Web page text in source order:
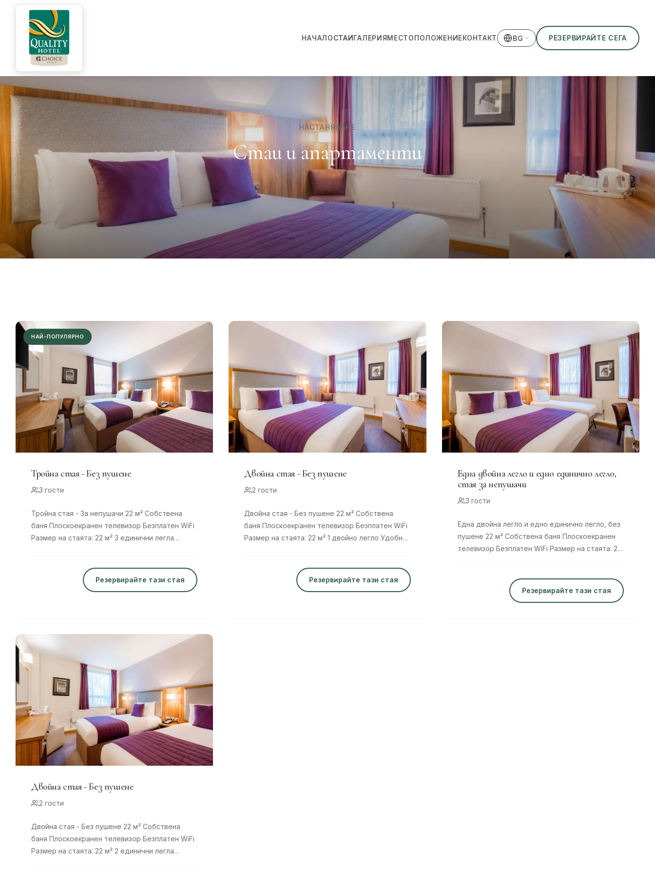
НАЧАЛОСТАИГАЛЕРИЯМЕСТОПОЛОЖЕНИЕКОНТАКТ BG РЕЗЕРВИРАЙТЕ СЕГА
НАСТАНЯВАНЕ
Стаи и апартаменти
НАЙ-ПОПУЛЯРНО
Тройна стая - Без пушене
3 гости
Тройна стая - За непушачи 22 м² Собствена
баня Плоскоекранен телевизор Безплатен WiFi
Размер на стаята: 22 м² 3 единични легла
Резервирайте тази стая
Двойна стая - Без пушене
2 гости
Двойна стая - Без пушене 22 м² Собствена
баня Плоскоекранен телевизор Безплатен WiFi
Размер на стаята: 22 м² 1 двойно легло Удобни
Резервирайте тази стая
Една двойна легло и едно единично легло,
стая за непушачи
3 гости
Една двойна легло и едно единично легло, без
пушене 22 м² Собствена баня Плоскоекранен
телевизор Безплатен WiFi Размер на стаята: 22
Резервирайте тази стая
Двойна стая - Без пушене
2 гости
Двойна стая - Без пушене 22 м² Собствена
баня Плоскоекранен телевизор Безплатен WiFi
Размер на стаята: 22 м² 2 единични легла